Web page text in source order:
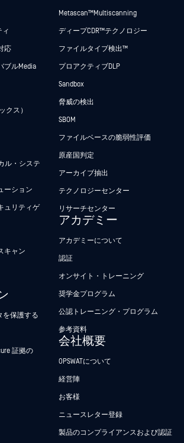
ィ
応
ブルMedia
クス）
ル・システ
ーション
ュリティゲ
キャン
を保護する
証拠の
Metascan™ Multiscanning
ディープCDR™テクノロジー
ファイルタイプ検出™
プロアクティブDLP
Sandbox
脅威の検出
SBOM
ファイルベースの脆弱性評価
原産国判定
アーカイブ抽出
テクノロジーセンター
リサーチセンター
アカデミー
アカデミーについて
認証
オンサイト・トレーニング
奨学金プログラム
公認トレーニング・プログラム
参考資料
会社概要
OPSWATについて
経営陣
お客様
ニュースレター登録
製品のコンプライアンスおよび認証